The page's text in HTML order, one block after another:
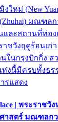
หม่ (New
มณฑลก
และสถานที่ท่อง
วังฤดูร้อนเก่า
ในกรุงปักกิ่ง
ห่งนี้มีครบทั้งธ
รแสดง
| พระราช
าสตร์ มณฑลกว